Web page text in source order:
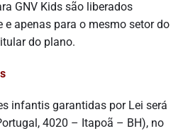
GNV Kids são liberados
apenas para o mesmo setor do
do plano.
infantis garantidas por Lei será
4020 – Itapoã – BH), no